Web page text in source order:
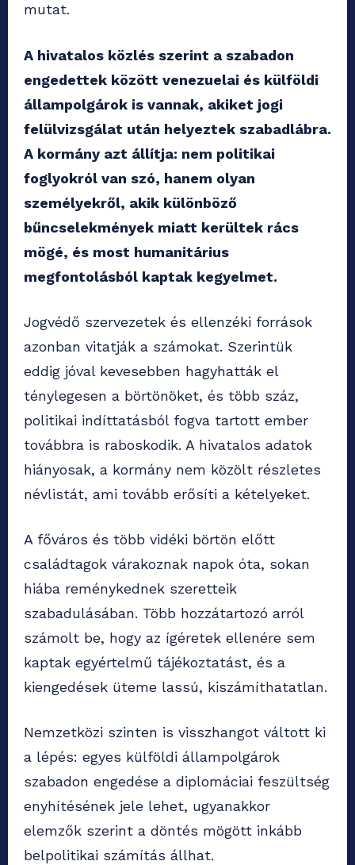
mutat.
A hivatalos közlés szerint a szabadon
engedettek között venezuelai és külföldi
állampolgárok is vannak, akiket jogi
felülvizsgálat után helyeztek szabadlábra.
A kormány azt állítja: nem politikai
foglyokról van szó, hanem olyan
személyekről, akik különböző
bűncselekmények miatt kerültek rács
mögé, és most humanitárius
megfontolásból kaptak kegyelmet.
Jogvédő szervezetek és ellenzéki források
azonban vitatják a számokat. Szerintük
eddig jóval kevesebben hagyhatták el
ténylegesen a börtönöket, és több száz,
politikai indíttatásból fogva tartott ember
továbbra is raboskodik. A hivatalos adatok
hiányosak, a kormány nem közölt részletes
névlistát, ami tovább erősíti a kételyeket.
A főváros és több vidéki börtön előtt
családtagok várakoznak napok óta, sokan
hiába reménykednek szeretteik
szabadulásában. Több hozzátartozó arról
számolt be, hogy az ígéretek ellenére sem
kaptak egyértelmű tájékoztatást, és a
kiengedések üteme lassú, kiszámíthatatlan.
Nemzetközi szinten is visszhangot váltott ki
a lépés: egyes külföldi állampolgárok
szabadon engedése a diplomáciai feszültség
enyhítésének jele lehet, ugyanakkor
elemzők szerint a döntés mögött inkább
belpolitikai számítás állhat.